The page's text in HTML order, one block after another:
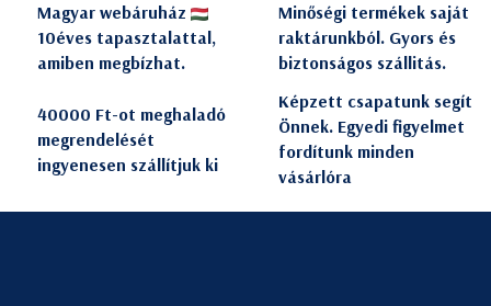
Magyar webáruház
10éves tapasztalattal,
amiben megbízhat.
Minőségi termékek saját
raktárunkból. Gyors és
biztonságos szállitás.
40000 Ft-ot meghaladó
megrendelését
ingyenesen szállítjuk ki
Képzett csapatunk segít
Önnek. Egyedi figyelmet
fordítunk minden
vásárlóra